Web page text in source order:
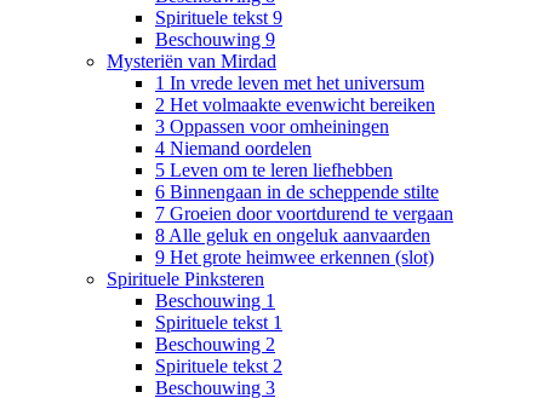
Spirituele tekst 9
Beschouwing 9
Mysteriën van Mirdad
1 In vrede leven met het universum
2 Het volmaakte evenwicht bereiken
3 Oppassen voor omheiningen
4 Niemand oordelen
5 Leven om te leren liefhebben
6 Binnengaan in de scheppende stilte
7 Groeien door voortdurend te vergaan
8 Alle geluk en ongeluk aanvaarden
9 Het grote heimwee erkennen (slot)
Spirituele Pinksteren
Beschouwing 1
Spirituele tekst 1
Beschouwing 2
Spirituele tekst 2
Beschouwing 3